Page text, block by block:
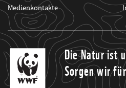
Medienkontakte
Die Natur ist
Sorgen wir